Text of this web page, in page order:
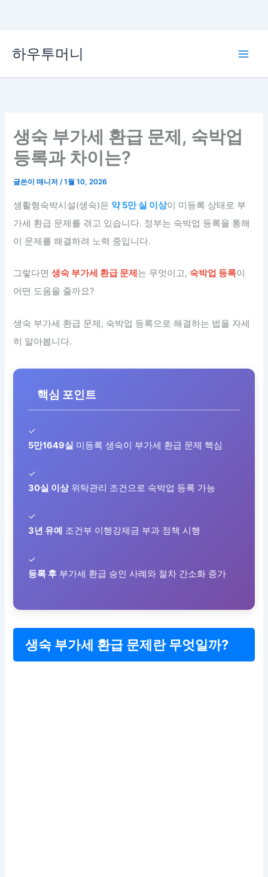
로
하우투머니
생숙 부가세 환급 문제, 숙박업
등록과 차이는?
글쓴이매니저/1월 10, 2026
생활형숙박시설(생숙)은 약 5만 실 이상이 미등록 상태로 부
가세 환급 문제를 겪고 있습니다. 정부는 숙박업 등록을 통해
이 문제를 해결하려 노력 중입니다.
그렇다면생숙 부가세 환급 문제는 무엇이고, 숙박업 등록이
어떤 도움을 줄까요?
생숙 부가세 환급 문제, 숙박업 등록으로 해결하는 법을 자세
히 알아봅니다.
핵심 포인트
✓
5만1649실 미등록 생숙이 부가세 환급 문제 핵심
✓
30실 이상위탁관리 조건으로 숙박업 등록 가능
✓
3년 유예 조건부 이행강제금 부과 정책 시행
✓
등록 후 부가세 환급 승인 사례와 절차 간소화 증가
생숙 부가세 환급 문제란 무엇일까?